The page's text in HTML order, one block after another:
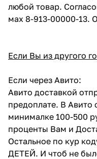
любой товар.
мах 8-913-00000-13.
Если Вы из другого
Если через Авито:
Авито доставкой
предоплате. В Авито
минималке 100-500
проценты Вам и
Остальное по кур
ДЕТЕЙ. И чтоб не